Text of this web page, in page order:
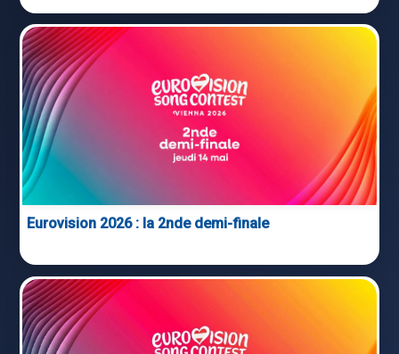
Eurovision 2026 : la 2nde demi-finale